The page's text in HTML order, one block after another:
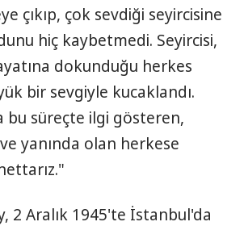
çıkıp, çok sevdiği seyircisine
hiç kaybetmedi. Seyircisi,
dokunduğu herkes
bir sevgiyle kucaklandı.
bu süreçte ilgi gösteren,
yanında olan herkese
2 Aralık 1945'te İstanbul'da